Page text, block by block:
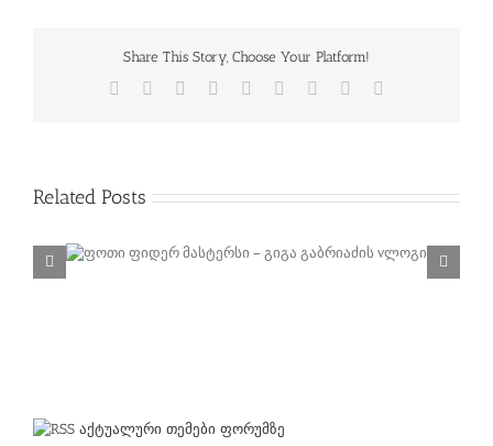
Share This Story, Choose Your Platform!
Facebook
TwitterReddit LinkedInWhatsApp
TumblrPinterest
Related Posts
FEEDER – ვინ გახდება საქართველოს თასის
აქტუალური თემები ფორუმზე